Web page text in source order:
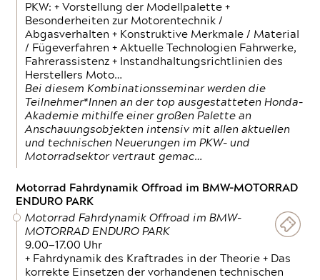
PKW: + Vorstellung der Modellpalette +
Besonderheiten zur Motorentechnik /
Abgasverhalten + Konstruktive Merkmale / Material
/ Fügeverfahren + Aktuelle Technologien Fahrwerke,
Fahrerassistenz + Instandhaltungsrichtlinien des
Herstellers Moto…
Bei diesem Kombinationsseminar werden die
Teilnehmer*Innen an der top ausgestatteten Honda-
Akademie mithilfe einer großen Palette an
Anschauungsobjekten intensiv mit allen aktuellen
und technischen Neuerungen im PKW- und
Motorradsektor vertraut gemac…
Motorrad Fahrdynamik Offroad im BMW-MOTORRAD
ENDURO PARK
Motorrad Fahrdynamik Offroad im BMW-
MOTORRAD ENDURO PARK
9.00—17.00 Uhr
+ Fahrdynamik des Kraftrades in der Theorie + Das
korrekte Einsetzen der vorhandenen technischen